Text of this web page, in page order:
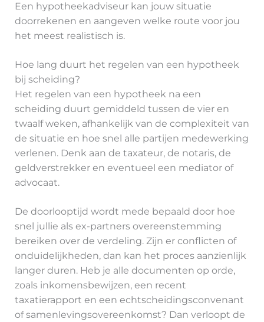
Een hypotheekadviseur kan jouw situatie
doorrekenen en aangeven welke route voor jou
het meest realistisch is.
Hoe lang duurt het regelen van een hypotheek
bij scheiding?
Het regelen van een hypotheek na een
scheiding duurt gemiddeld tussen de vier en
twaalf weken, afhankelijk van de complexiteit van
de situatie en hoe snel alle partijen medewerking
verlenen. Denk aan de taxateur, de notaris, de
geldverstrekker en eventueel een mediator of
advocaat.
De doorlooptijd wordt mede bepaald door hoe
snel jullie als ex-partners overeenstemming
bereiken over de verdeling. Zijn er conflicten of
onduidelijkheden, dan kan het proces aanzienlijk
langer duren. Heb je alle documenten op orde,
zoals inkomensbewijzen, een recent
taxatierapport en een echtscheidingsconvenant
of samenlevingsovereenkomst? Dan verloopt de